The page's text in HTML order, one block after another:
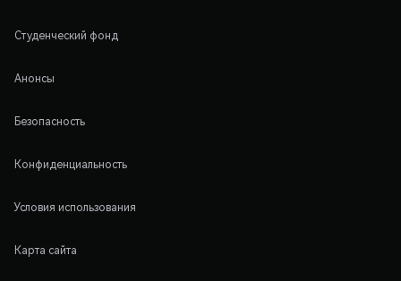
Студенческий фонд
Анонсы
Безопасность
Конфиденциальность
Условия использования
Карта сайта